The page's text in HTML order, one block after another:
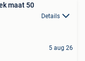
maat 50
Details
5 aug 26